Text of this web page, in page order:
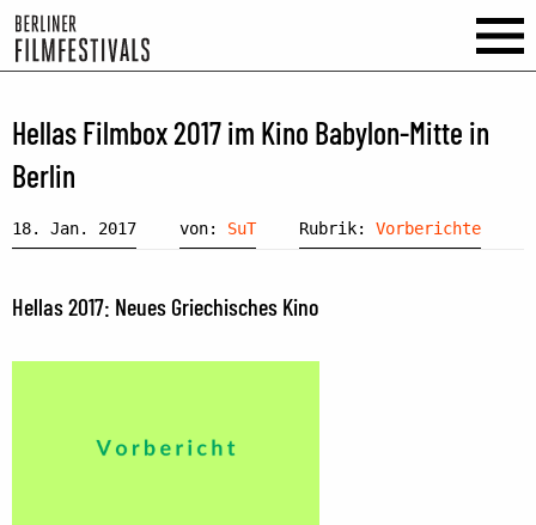
Hellas Filmbox 2017 im Kino Babylon-Mitte in
Berlin
18. Jan. 2017 von: SuT Rubrik: Vorberichte
Hellas 2017: Neues Griechisches Kino